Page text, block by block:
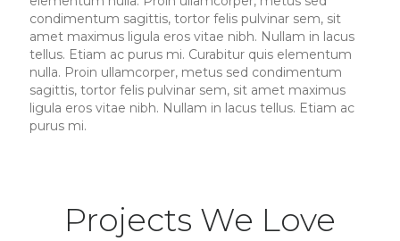
condimentum sagittis, tortor felis pulvinar sem, sit
amet maximus ligula eros vitae nibh. Nullam in lacus
tellus. Etiam ac purus mi. Curabitur quis elementum
nulla. Proin ullamcorper, metus sed condimentum
sagittis, tortor felis pulvinar sem, sit amet maximus
ligula eros vitae nibh. Nullam in lacus tellus. Etiam ac
purus mi.
Projects We Love